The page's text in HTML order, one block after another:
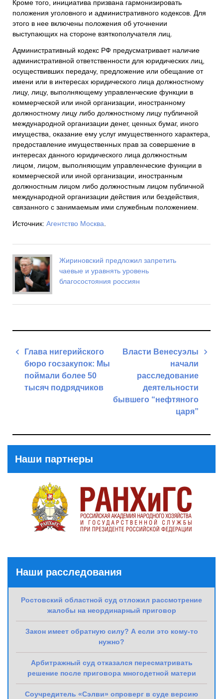
Кроме того, инициатива призвана гармонизировать
положения уголовного и административного кодексов. Для
этого в нее включены положения об уточнении
выступающих на стороне взяткополучателя лиц.
Административный кодекс РФ предусматривает наличие
административной ответственности для юридических лиц,
осуществивших передачу, предложение или обещание от
имени или в интересах юридического лица должностному
лицу, лицу, выполняющему управленческие функции в
коммерческой или иной организации, иностранному
должностному лицу либо должностному лицу публичной
международной организации денег, ценных бумаг, иного
имущества, оказание ему услуг имущественного характера,
предоставление имущественных прав за совершение в
интересах данного юридического лица должностным
лицом, лицом, выполняющим управленческие функции в
коммерческой или иной организации, иностранным
должностным лицом либо должностным лицом публичной
международной организации действия или бездействия,
связанного с занимаемым ими служебным положением.
Источник: Агентство Москва
Жириновский предложил запретить
чаевые и уравнять уровень
благосостояния россиян
Навигация
записям
Глава нигерийского
бюро госзакупок: Мы
поймали более 50
тысяч подрядчиков
Власти Венесуэлы
начали
расследование
деятельности
бывшего “нефтяного
царя”
Наши партнеры
Наши расследования
Ростовский областной суд отложил рассмотрение
жалобы на неординарный приговор
Закон имеет обратную силу? А если это кому-то
нужно?
Арбитражный суд отказался пересматривать
решение после приговора многодетной матери
Соучредитель «Сэлви» опроверг в суде версию